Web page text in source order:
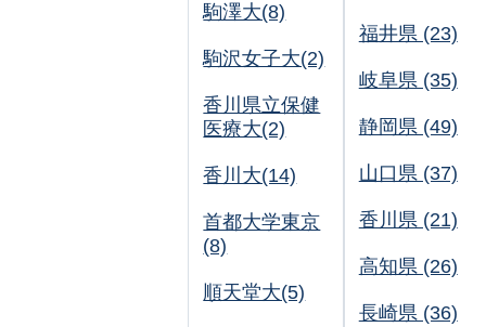
駒澤大(8)
駒沢女子大(2)
香川県立保健
医療大(2)
香川大(14)
首都大学東京
(8)
順天堂大(5)
福井県 (23)
岐阜県 (35)
静岡県 (49)
山口県 (37)
香川県 (21)
高知県 (26)
長崎県 (36)